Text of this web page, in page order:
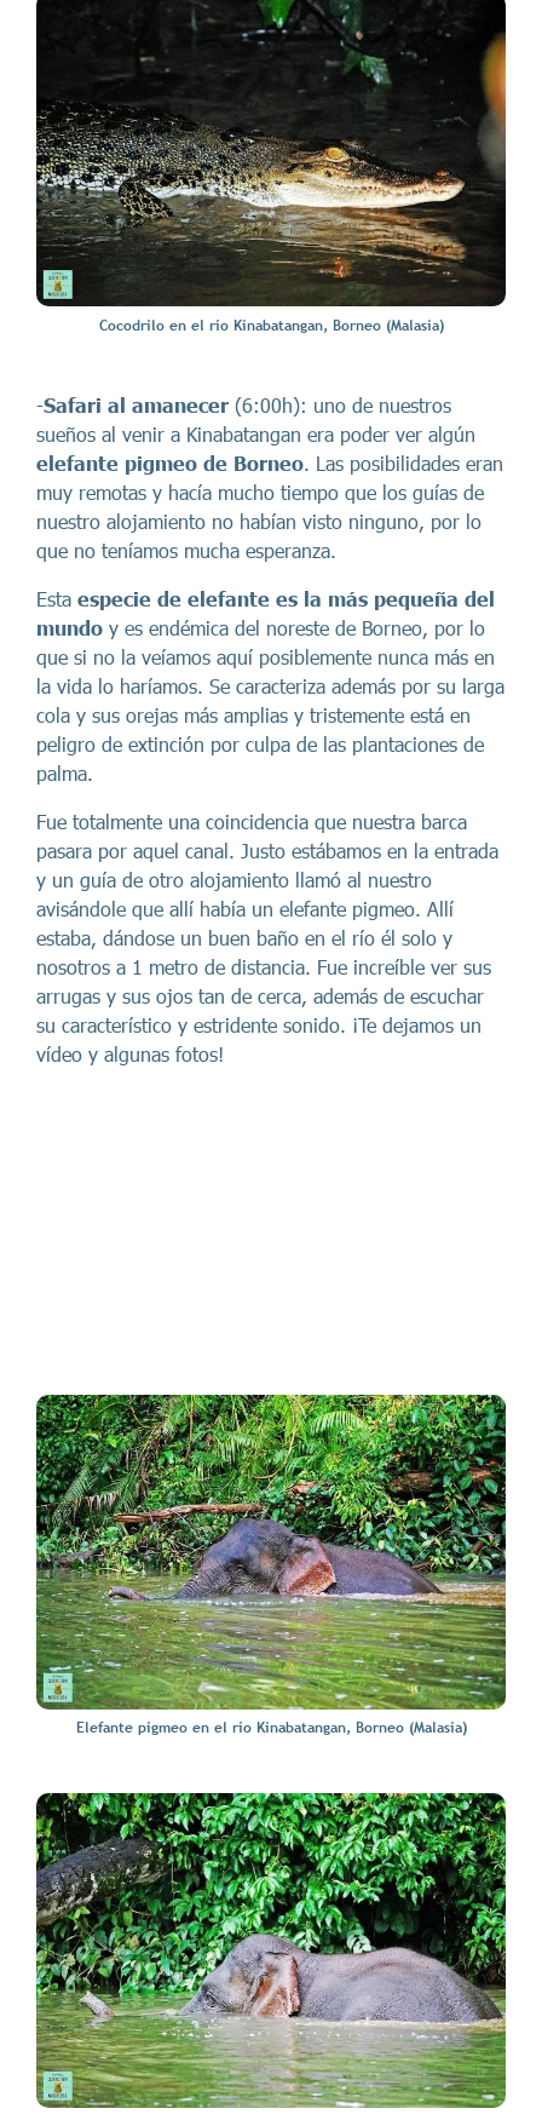
Cocodrilo en el río Kinabatangan, Borneo (Malasia)
-Safari al amanecer (6:00h): uno de nuestros
sueños al venir a Kinabatangan era poder ver algún
elefante pigmeo de Borneo. Las posibilidades eran
muy remotas y hacía mucho tiempo que los guías de
nuestro alojamiento no habían visto ninguno, por lo
que no teníamos mucha esperanza.
Esta especie de elefante es la más pequeña del
mundo y es endémica del noreste de Borneo, por lo
que si no la veíamos aquí posiblemente nunca más en
la vida lo haríamos. Se caracteriza además por su larga
cola y sus orejas más amplias y tristemente está en
peligro de extinción por culpa de las plantaciones de
palma.
Fue totalmente una coincidencia que nuestra barca
pasara por aquel canal. Justo estábamos en la entrada
y un guía de otro alojamiento llamó al nuestro
avisándole que allí había un elefante pigmeo. Allí
estaba, dándose un buen baño en el río él solo y
nosotros a 1 metro de distancia. Fue increíble ver sus
arrugas y sus ojos tan de cerca, además de escuchar
su característico y estridente sonido. ¡Te dejamos un
vídeo y algunas fotos!
Elefante pigmeo en el río Kinabatangan, Borneo (Malasia)